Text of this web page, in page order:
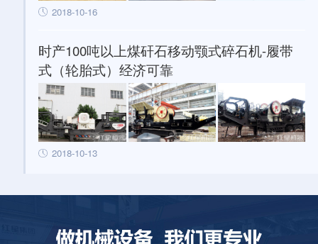
2018-10-16
时产100吨以上煤矸石移动颚式碎石机-履带
式（轮胎式）经济可靠
2018-10-13